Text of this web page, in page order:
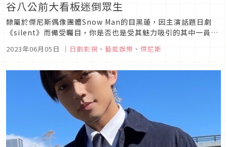
谷八公前大看板迷倒眾生
隸屬於傑尼斯偶像團體Snow Man的目黑蓮，因主演話題日劇
《silent》而備受矚目，你是否也是受其魅力吸引的其中一員
這段期間於涉谷車站外放置大型屋外廣告，今天推特上就已經有
2023年06月05日 ｜ 日劇影視 、 藝能娛樂 、 傑尼斯